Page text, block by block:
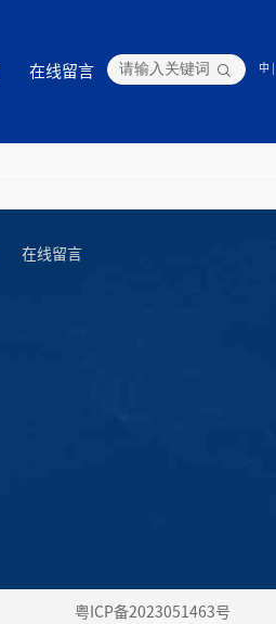
在线留言 中 |
在线留言
粤ICP备2023051463号